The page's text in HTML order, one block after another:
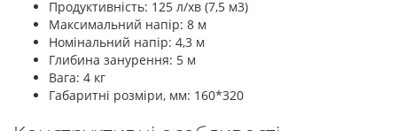
Продуктивність: 125 л/хв (7,5 м3)
Максимальний напір: 8 м
Номінальний напір: 4,3 м
Глибина занурення: 5 м
Вага: 4 кг
Габаритні розміри, мм: 160*320